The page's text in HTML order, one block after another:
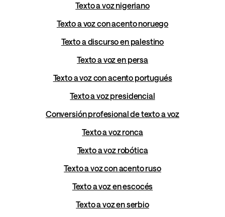
Texto a voz nigeriano
Texto a voz con acento noruego
Texto a discurso en palestino
Texto a voz en persa
Texto a voz con acento portugués
Texto a voz presidencial
Conversión profesional de texto a voz
Texto a voz ronca
Texto a voz robótica
Texto a voz con acento ruso
Texto a voz en escocés
Texto a voz en serbio